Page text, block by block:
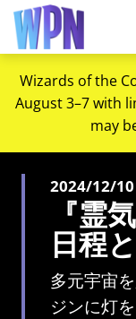
Wizards of the
August 3–7 with
may
2024/12/
『霊
日程
多元宇宙
ジンに灯